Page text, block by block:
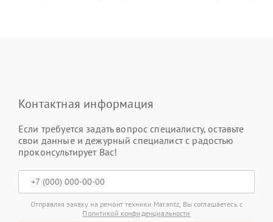
Контактная информация
Если требуется задать вопрос специалисту, оставьте
свои данные и дежурный специалист с радостью
проконсультирует Вас!
Отправляя заявку на ремонт техники Marantz, Вы соглашаетесь с
Политикой конфиденциальности